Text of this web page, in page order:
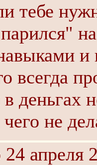
тебе
и
всегда
деньгах
чего не
апреля